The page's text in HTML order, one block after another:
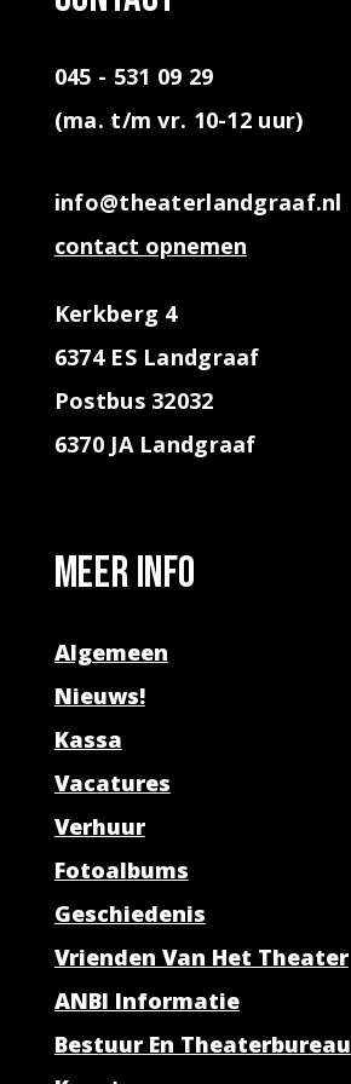
045 - 531 09 29
(ma. t/m vr. 10-12 uur)
info@theaterlandgraaf.nl
contact opnemen
Kerkberg 4
6374 ES Landgraaf
Postbus 32032
6370 JA Landgraaf
Meer info
Algemeen
Nieuws!
Kassa
Vacatures
Verhuur
Fotoalbums
Geschiedenis
Vrienden Van Het Theater
ANBI Informatie
Bestuur En Theaterbureau